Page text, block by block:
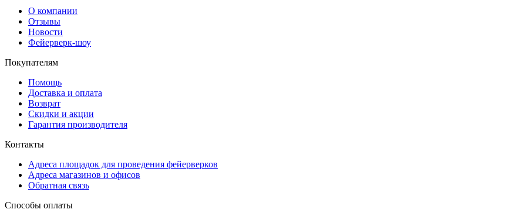
О компании
Отзывы
Новости
Фейерверк-шоу
Покупателям
Помощь
Доставка и оплата
Возврат
Скидки и акции
Гарантия производителя
Контакты
Адреса площадок для проведения фейерверков
Адреса магазинов и офисов
Обратная связь
Способы оплаты